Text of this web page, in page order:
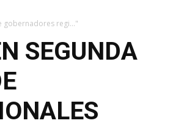
gobernadores regi..."
SEGUNDA